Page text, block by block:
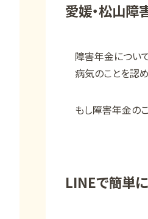
愛媛・松山障
障害年金につい
病気のことを認
もし障害年金の
LINEで簡単に